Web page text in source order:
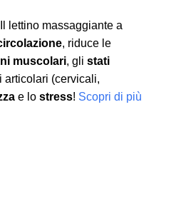
Il lettino massaggiante a
, riduce le
muscolari, gli stati
articolari (cervicali,
e lo stress! Scopri di più